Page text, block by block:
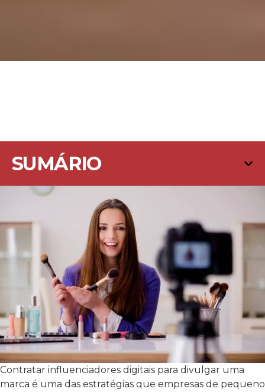
SUMÁRIO
Contratar influenciadores digitais para divulgar uma
marca é uma das estratégias que empresas de pequeno